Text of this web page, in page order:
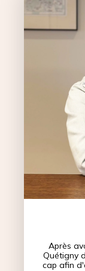
Après
Quétigny
cap afin